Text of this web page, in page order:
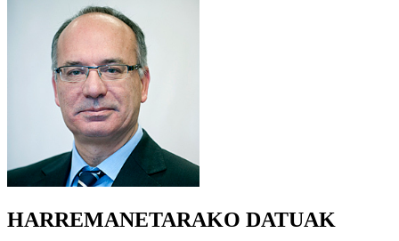
HARREMANETARAKO DATUAK